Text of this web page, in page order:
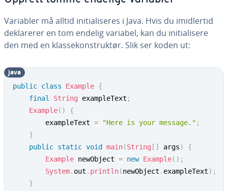
Variabler må alltid initialiseres i Java. Hvis du imidlertid
deklarerer en tom endelig variabel, kan du initialisere
den med en klassekonstruktør. Slik ser koden ut:
public class Example {
final
String exampleText ;
Example( )
{
		exampleText
= "Here is your message." ;
}
public static void main(String [ ] args)
{
Example newObject = new Example( ) ;
System. out . println(newObject . exampleText) ;
}
java